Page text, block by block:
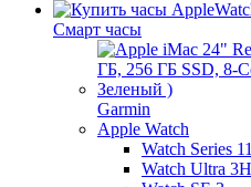
Смарт часы
Garmin
Apple Watch
Watch Series 11
Watch Ultra 3